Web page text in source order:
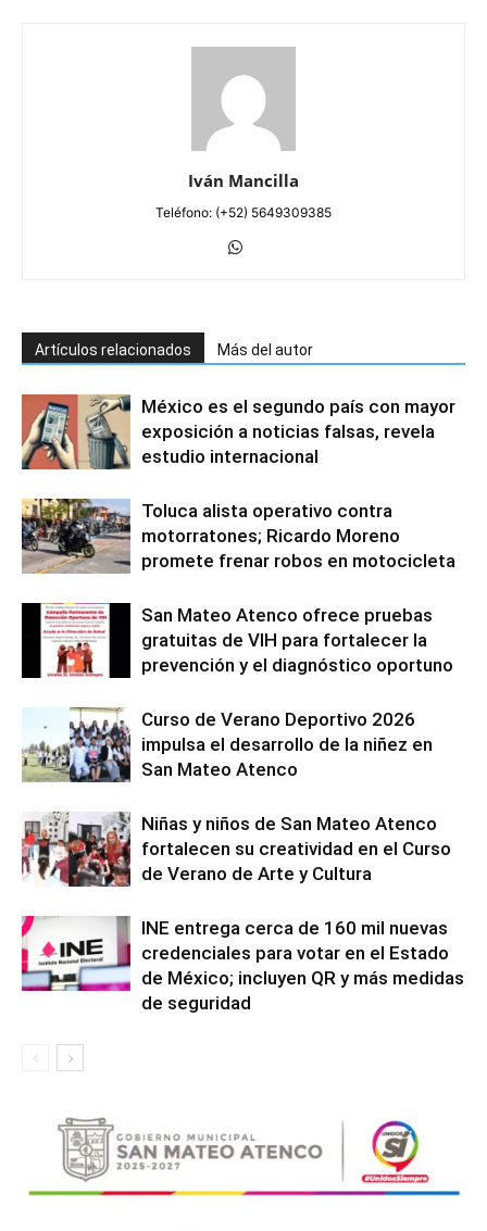
Iván Mancilla
Teléfono: (+52) 5649309385
Artículos relacionados Más del autor
México es el segundo país con mayor
exposición a noticias falsas, revela
estudio internacional
Toluca alista operativo contra
motorratones; Ricardo Moreno
promete frenar robos en motocicleta
San Mateo Atenco ofrece pruebas
gratuitas de VIH para fortalecer la
prevención y el diagnóstico oportuno
Curso de Verano Deportivo 2026
impulsa el desarrollo de la niñez en
San Mateo Atenco
Niñas y niños de San Mateo Atenco
fortalecen su creatividad en el Curso
de Verano de Arte y Cultura
INE entrega cerca de 160 mil nuevas
credenciales para votar en el Estado
de México; incluyen QR y más medidas
de seguridad